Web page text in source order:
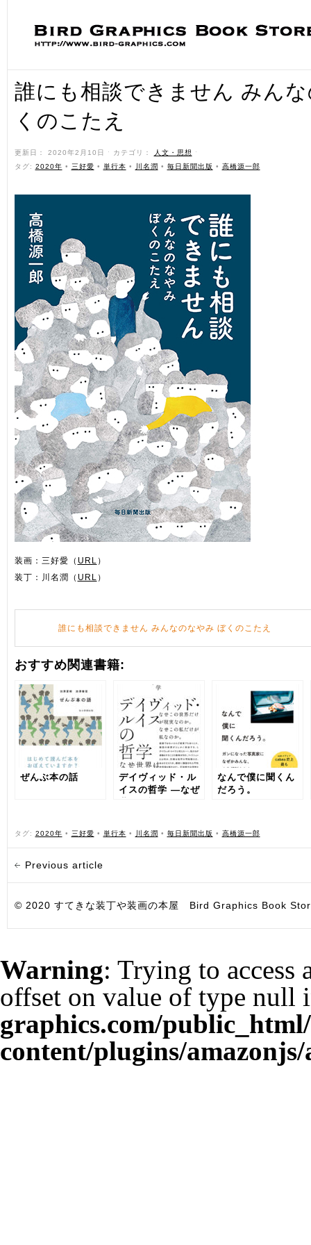
誰にも相談できません みん
くのこたえ
更新日： 2020年2月10日 ˑ カテゴリ： 人文・思想
ˑ
タグ: 2020年 • 三好愛 • 単行本 • 川名潤 • 毎日新聞出版 • 高橋源一郎
装画：三好愛（ URL ）
装丁：川名潤（ URL ）
誰にも相談できません みんなのなやみ ぼくのこたえ
おすすめ関連書籍:
ぜんぶ本の話
デイヴィッド・ル
イスの哲学 ―なぜ
なんで僕に聞くん
だろう。
タグ: 2020年 • 三好愛 • 単行本 • 川名潤 • 毎日新聞出版 • 高橋源一郎
Previous article
© 2020 すてきな装丁や装画の本屋 Bird Graphics Book
Warning: Trying to access
offset on value of type null
graphics.com/
content/plugins/